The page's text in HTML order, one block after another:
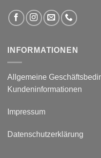
INFORMATIONEN
Allgemeine
Kundeninformationen
Impressum
Datenschutzerklärung